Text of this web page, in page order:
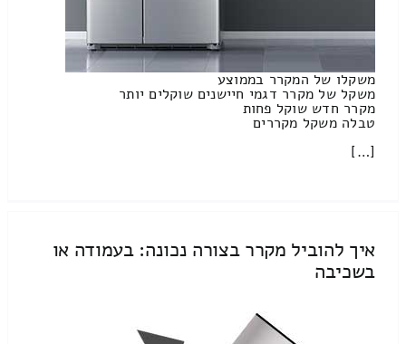
משקלו של המקרר בממוצע
משקל של מקרר דגמי חיישנים שוקלים יותר
מקרר חדש שוקל פחות
טבלה משקל מקררים
[…]
איך להוביל מקרר בצורה נכונה: בעמודה או
בשכיבה